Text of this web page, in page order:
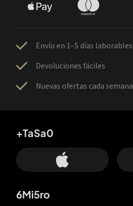
Envío en 1–5 días laborables
Devoluciones fáciles
Nuevas ofertas cada semana
+TaSa0
6Mi5ro